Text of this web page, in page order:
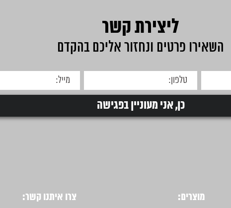
ליצירת קשר
השאירו פרטים ונחזור אליכם בהקדם
מוצרים: צרו איתנו קשר: